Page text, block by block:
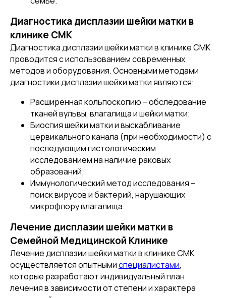
Диагностика дисплазии шейки матки в
клинике СМК
Диагностика дисплазии шейки матки в клинике СМК
проводится с использованием современных
методов и оборудования. Основными методами
диагностики дисплазии шейки матки являются:
Расширенная кольпоскопию – обследование
тканей вульвы, влагалища и шейки матки;
Биоспия шейки матки и выскабливание
цервикального канала (при необходимости) с
последующим гистологическим
исследованием на наличие раковых
образований;
Иммунологический метод исследования –
поиск вирусов и бактерий, нарушающих
микрофлору влагалища.
Лечение дисплазии шейки матки в
Семейной Медицинской Клинике
Лечение дисплазии шейки матки в клинике СМК
осуществляется опытнымиспециалистами,
которые разработают индивидуальный план
лечения в зависимости от степени и характера